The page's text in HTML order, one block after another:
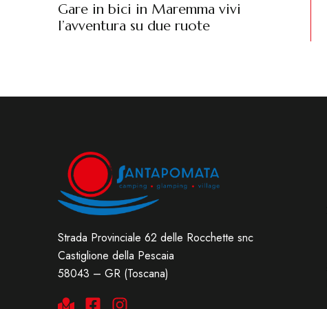
Gare in bici in Maremma vivi
l’avventura su due ruote
Strada Provinciale 62 delle Rocchette snc
Castiglione della Pescaia
58043 – GR (Toscana)